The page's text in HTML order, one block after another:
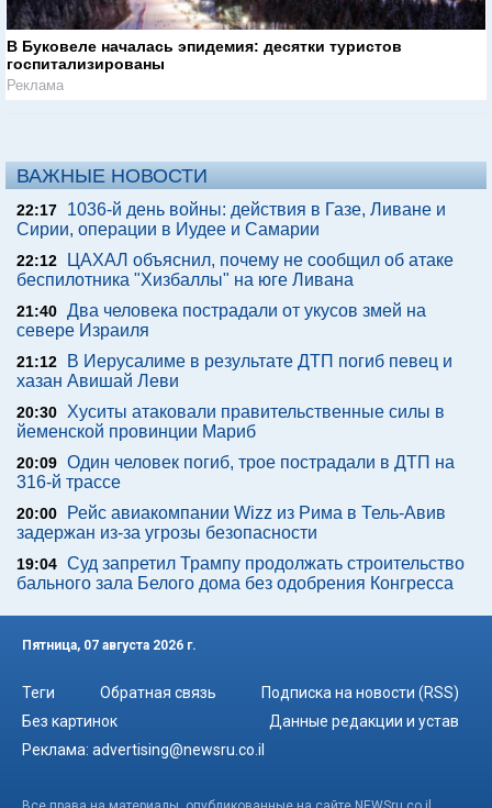
В Буковеле началась эпидемия: десятки туристов
госпитализированы
Реклама
ВАЖНЫЕ НОВОСТИ
22:17
1036-й день войны: действия в Газе, Ливане и
Сирии, операции в Иудее и Самарии
22:12
ЦАХАЛ объяснил, почему не сообщил об атаке
беспилотника "Хизбаллы" на юге Ливана
21:40 Два человека пострадали от укусов змей на
севере Израиля
21:12
В Иерусалиме в результате ДТП погиб певец и
хазан Авишай Леви
20:30 Хуситы атаковали правительственные силы в
йеменской провинции Мариб
20:09 Один человек погиб, трое пострадали в ДТП на
316-й трассе
20:00
Рейс авиакомпании Wizz из Рима в Тель-Авив
задержан из-за угрозы безопасности
19:04 Суд запретил Трампу продолжать строительство
бального зала Белого дома без одобрения Конгресса
Пятница, 07 августа 2026 г.
Теги Обратная связь
Подписка на новости (RSS)
Без картинок
Данные редакции и устав
Реклама: advertising@newsru.co.il